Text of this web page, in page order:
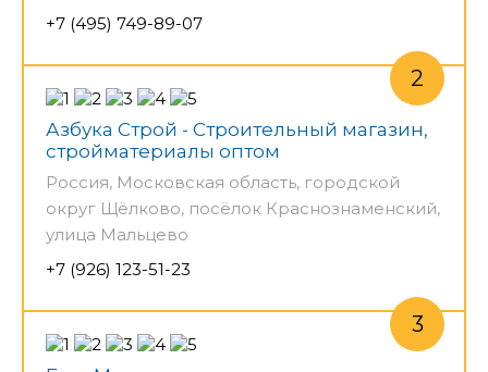
+7 (495) 749-89-07
Азбука Строй - Строительный магазин,
стройматериалы оптом
Россия, Московская область, городской
округ Щёлково, посёлок Краснознаменский,
улица Мальцево
+7 (926) 123-51-23